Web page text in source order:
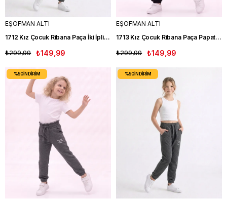
EŞOFMAN ALTI
1712 Kız Çocuk Ribana Paça İki İplik Eşofman Altı GRİ
₺149,99
₺299,99
EŞOFMAN ALTI
1713 Kız Çocuk Ribana Paça Papatya İki İplik Eşofman Altı SİYAH
₺149,99
₺299,99
%50İNDIRIM %50İNDIRIM